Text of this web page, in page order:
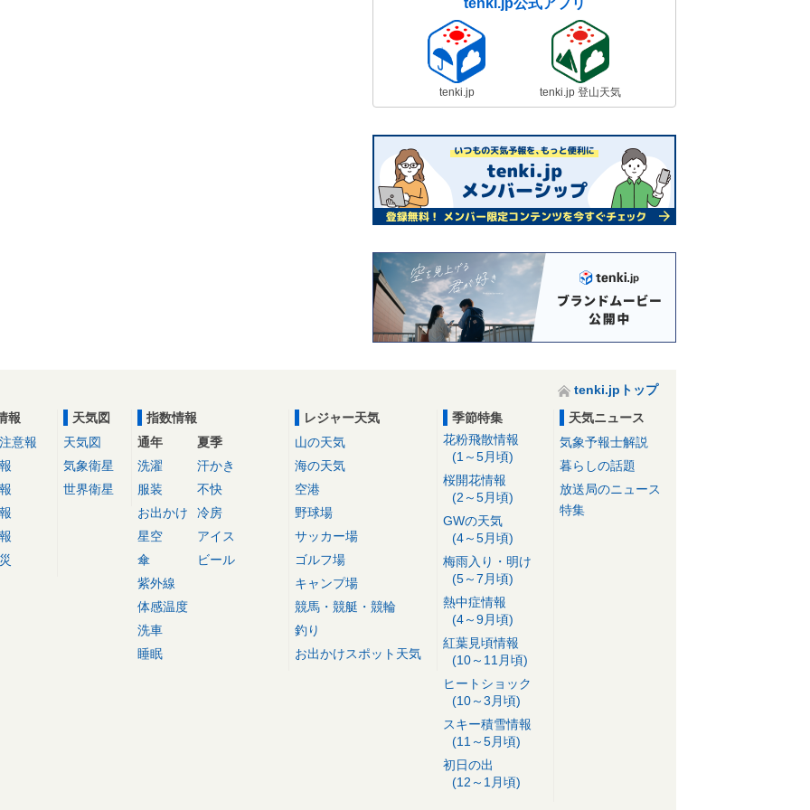
tenki.jp公式アプリ
tenki.jp tenki.jp 登山天気
tenki.jpトップ
報
意報
天気図
天気図
気象衛星
世界衛星
指数情報
通年
洗濯
服装
お出かけ
星空
傘
紫外線
体感温度
洗車
睡眠
夏季
汗かき
不快
冷房
アイス
ビール
レジャー天気
山の天気
海の天気
空港
野球場
サッカー場
ゴルフ場
キャンプ場
競馬・競艇・競輪
釣り
お出かけスポット天気
季節特集
花粉飛散情報
(1～5月頃)
桜開花情報
(2～5月頃)
GWの天気
(4～5月頃)
梅雨入り・明け
(5～7月頃)
熱中症情報
(4～9月頃)
紅葉見頃情報
(10～11月頃)
ヒートショック
(10～3月頃)
スキー積雪情報
(11～5月頃)
初日の出
(12～1月頃)
天気ニュース
気象予報士解説
暮らしの話題
放送局のニュース
特集